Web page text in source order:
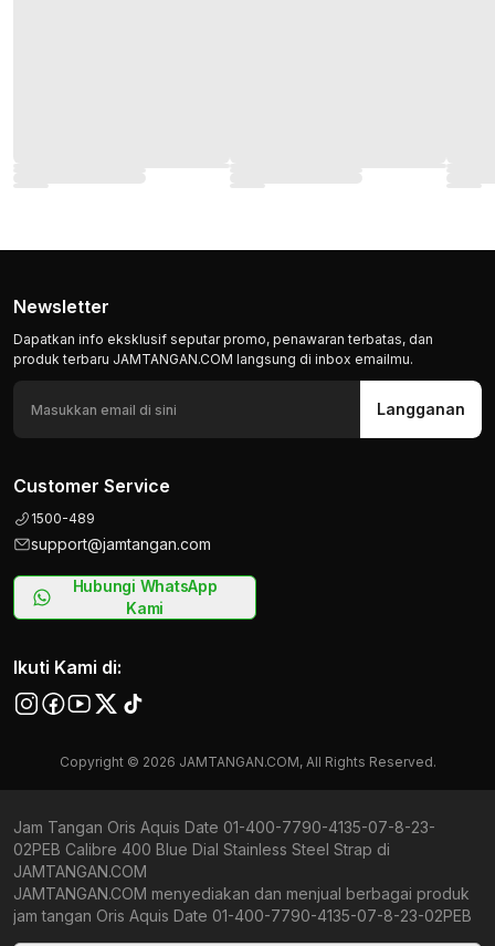
Newsletter
Dapatkan info eksklusif seputar promo, penawaran terbatas, dan
produk terbaru JAMTANGAN.COM langsung di inbox emailmu.
Langganan
Customer Service
1500-489
support@jamtangan.com
Hubungi WhatsApp
Kami
Ikuti Kami di:
Copyright © 2026 JAMTANGAN.COM, All Rights Reserved.
Jam Tangan Oris Aquis Date 01-400-7790-4135-07-8-23-
02PEB Calibre 400 Blue Dial Stainless Steel Strap di
JAMTANGAN.COM
JAMTANGAN.COM menyediakan dan menjual berbagai produk
jam tangan Oris Aquis Date 01-400-7790-4135-07-8-23-02PEB